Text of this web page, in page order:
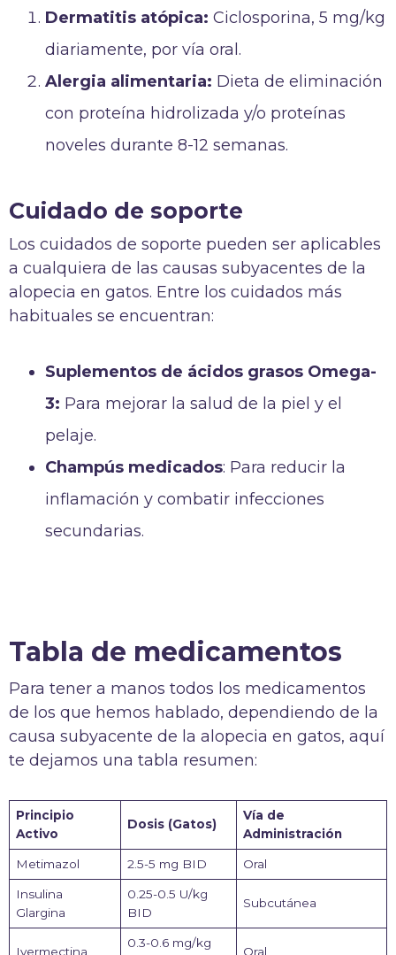
Dermatitis atópica:Ciclosporina, 5 mg/kg
diariamente, por vía oral.
Alergia alimentaria: Dieta de eliminación
con proteína hidrolizada y/o proteínas
noveles durante 8-12 semanas.
Cuidado de soporte
Los cuidados de soporte pueden ser aplicables
a cualquiera de las causas subyacentes de la
alopecia en gatos. Entre los cuidados más
habituales se encuentran:
Suplementos de ácidos grasos Omega-
3: Para mejorar la salud de la piel y el
pelaje.
Champús medicados: Para reducir la
inflamación y combatir infecciones
secundarias.
Tabla de medicamentos
Para tener a manos todos los medicamentos
de los que hemos hablado, dependiendo de la
causa subyacente de la alopecia en gatos, aquí
te dejamos una tabla resumen:
Principio
Activo
Dosis (Gatos)
Vía de
Administración
Metimazol 2.5-5 mg BID Oral
Insulina
Glargina
0.25-0.5 U/kg
BID
Subcutánea
Ivermectina
0.3-0.6 mg/kg
Oral